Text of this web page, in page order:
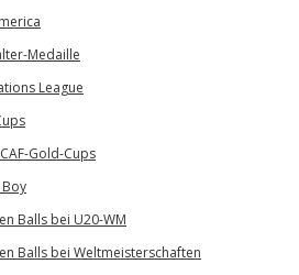
Medaille
League
Gold-Cups
Balls bei U20-WM
Balls bei Weltmeisterschaften